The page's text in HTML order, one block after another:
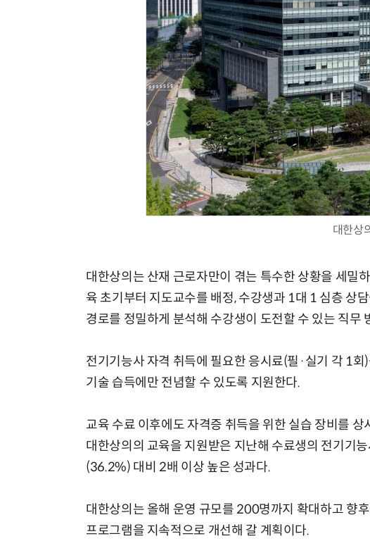
대한상
대한상의는 산재 근로자만이 겪는 특수한 상황을 세밀
육 초기부터 지도교수를 배정, 수강생과 1대 1 심층 상
경로를 정밀하게 분석해 수강생이 도전할 수 있는 직무
전기기능사 자격 취득에 필요한 응시료(필·실기 각 1
기술 습득에만 전념할 수 있도록 지원한다.
교육 수료 이후에도 자격증 취득을 위한 실습 장비를
대한상의의 교육을 지원받은 지난해 수료생의 전기기
(36.2%) 대비 2배 이상 높은 성과다.
대한상의는 올해 운영 규모를 200명까지 확대하고 향
프로그램을 지속적으로 개선해 갈 계획이다.